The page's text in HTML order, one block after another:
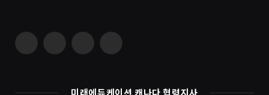
InstagramVimeo YouTube RSS
미래에듀케이션 캐나다 협력지사